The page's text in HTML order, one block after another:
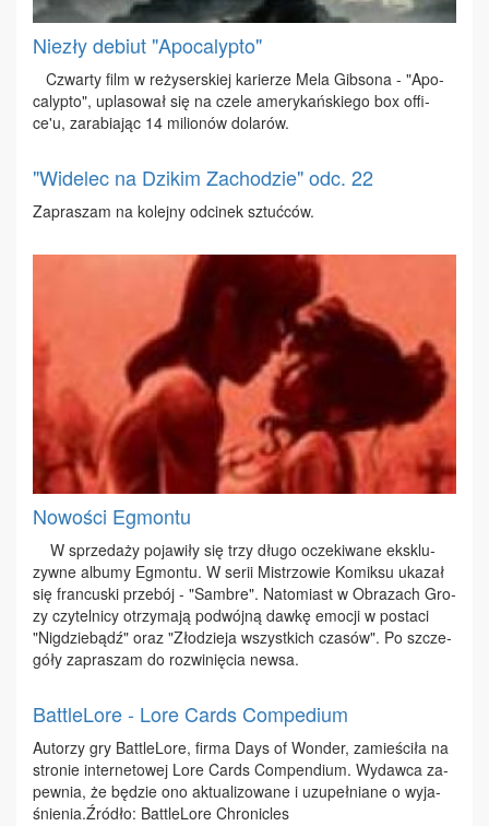
Niezły debiut "Apocalypto"
Czwar­ty film w re­ży­ser­skiej ka­rie­rze Me­la Gib­so­na - "Apo­
ca­lyp­to", upla­so­wał się na cze­le ame­ry­kań­skie­go box of­fi­
ce'u, za­ra­bia­jąc 14 mi­lio­nów do­la­rów.
"Widelec na Dzikim Zachodzie" odc. 22
Za­pra­szam na ko­lej­ny od­ci­nek sztuć­ców.
Nowości Egmontu
W sprze­da­ży po­ja­wi­ły się trzy dłu­go ocze­ki­wa­ne eks­klu­
zyw­ne al­bu­my Eg­mon­tu. W se­rii Mi­strzo­wie Ko­mik­su uka­zał
się fran­cu­ski prze­bój - "Sam­bre". Na­to­miast w Ob­ra­zach Gro­
zy czy­tel­ni­cy otrzy­ma­ją po­dwój­ną daw­kę emo­cji w po­sta­ci
"Nig­dzie­bądź" oraz "Zło­dzie­ja wszyst­kich cza­sów". Po szcze­
gó­ły za­pra­szam do roz­wi­nię­cia new­sa.
BattleLore - Lore Cards Compedium
Au­to­rzy gry Bat­tle­Lo­re, fir­ma Days of Won­der, za­mie­ści­ła na
stro­nie in­ter­ne­to­wej Lo­re Cards Com­pen­dium. Wy­daw­ca za­
pew­nia, że bę­dzie ono ak­tu­ali­zo­wa­ne i uzu­peł­nia­ne o wy­ja­
śnie­nia.Źró­dło: Bat­tle­Lo­re Chro­nic­les